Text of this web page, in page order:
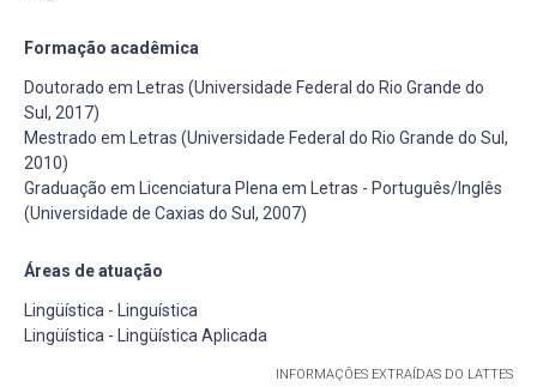
Formação acadêmica
Doutorado em Letras (Universidade Federal do Rio Grande do
Sul, 2017)
Mestrado em Letras (Universidade Federal do Rio Grande do Sul,
2010)
Graduação em Licenciatura Plena em Letras - Português/Inglês
(Universidade de Caxias do Sul, 2007)
Áreas de atuação
Lingüística - Linguística
Lingüística - Lingüística Aplicada
INFORMAÇÕES EXTRAÍDAS DO LATTES